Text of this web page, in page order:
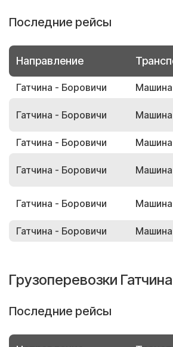
Последние рейсы
Направление
Гатчина - Боровичи Машина
Гатчина - Боровичи Машина
Гатчина - Боровичи Машина
Гатчина - Боровичи Машина
Гатчина - Боровичи Машина
Гатчина - Боровичи Машина
Грузоперевозки
Последние рейсы